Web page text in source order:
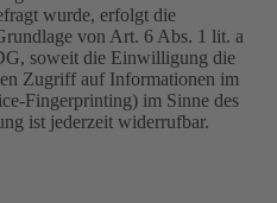
wurde, erfolgt die
von Art. 6 Abs. 1 lit. a
soweit die Einwilligung die
Zugriff auf Informationen im
Fingerprinting) im Sinne des
ist jederzeit widerrufbar.